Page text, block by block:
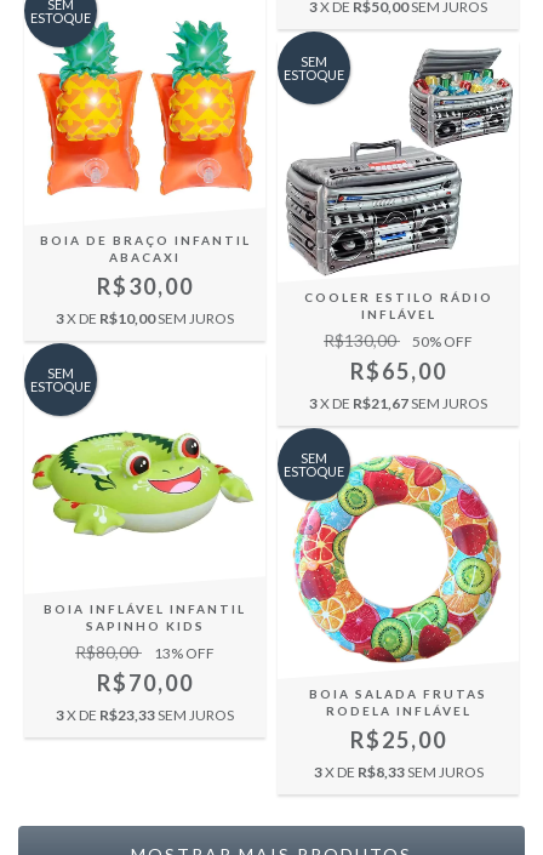
3X DE R$50,00SEM JUROS
SEM
ESTOQUE
BOIA DE BRAÇO INFANTIL
ABACAXI
R$30,00
3X DE R$10,00SEM JUROS
SEM
ESTOQUE
COOLER ESTILO RÁDIO
INFLÁVEL
R$130,00 50% OFF
R$65,00
3X DE R$21,67SEM JUROS
SEM
ESTOQUE
BOIA INFLÁVEL INFANTIL
SAPINHO KIDS
R$80,00 13% OFF
R$70,00
3X DE R$23,33SEM JUROS
SEM
ESTOQUE
BOIA SALADA FRUTAS
RODELA INFLÁVEL
R$25,00
3X DE R$8,33SEM JUROS